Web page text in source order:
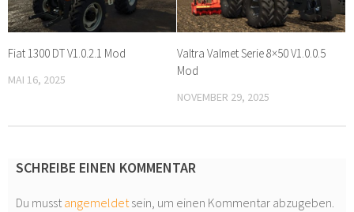
Fiat 1300 DT V1.0.2.1 Mod
MAI 16, 2025
Valtra Valmet Serie 8×50 V1.0.0.5
Mod
NOVEMBER 29, 2025
SCHREIBE EINEN KOMMENTAR
Du musstangemeldetsein, um einen Kommentar abzugeben.